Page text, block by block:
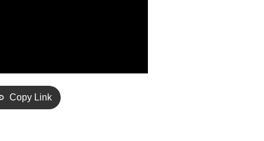
Copy Link